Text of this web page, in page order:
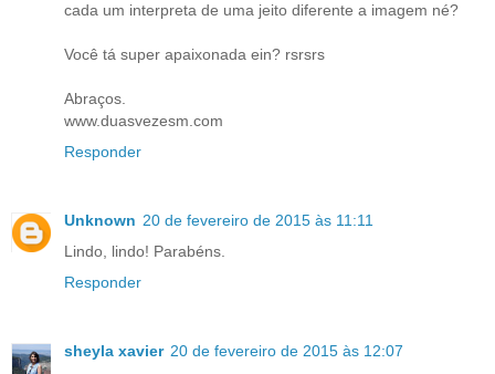
cada um interpreta de uma jeito diferente a imagem né?
Você tá super apaixonada ein? rsrsrs
Abraços.
www.duasvezesm.com
Responder
Unknown 20 de fevereiro de 2015 às 11:11
Lindo, lindo! Parabéns.
Responder
sheyla xavier 20 de fevereiro de 2015 às 12:07